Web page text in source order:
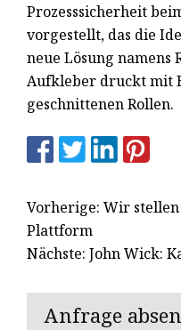
Prozesssicherheit
vorgestellt, das die
neue Lösung namens
Aufkleber druckt mit
geschnittenen Rollen.
Vorherige: Wir
Plattform
Nächste: John Wick:
Anfrage